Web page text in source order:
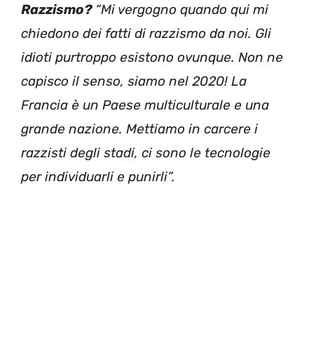
Razzismo?“Mi vergogno quando qui mi
chiedono dei fatti di razzismo da noi. Gli
idioti purtroppo esistono ovunque. Non ne
capisco il senso, siamo nel 2020! La
Francia è un Paese multiculturale e una
grande nazione. Mettiamo in carcere i
razzisti degli stadi, ci sono le tecnologie
per individuarli e punirli”.